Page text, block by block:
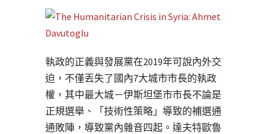
執政的正義與發展黨在2019年可說內外交
迫，不僅丟失了國內7大城市市長的執政
權，其中最大城－伊斯坦堡市市長不論是
正規選舉、「技術性策略」導致的補選通
通敗陣，導致黨內雜音四起。達夫特歐魯